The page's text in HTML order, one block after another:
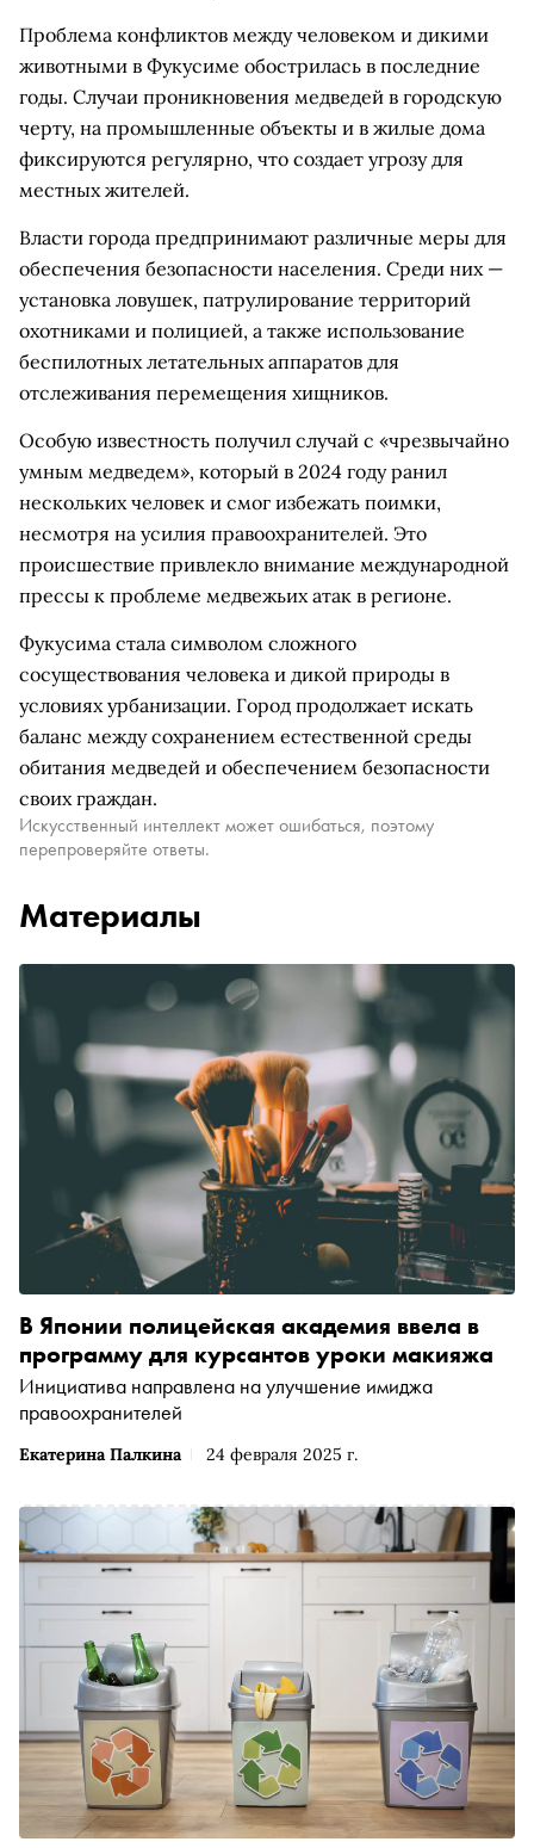
Проблема конфликтов между человеком и дикими
животными в Фукусиме обострилась в последние
годы. Случаи проникновения медведей в городскую
черту, на промышленные объекты и в жилые дома
фиксируются регулярно, что создает угрозу для
местных жителей.
Власти города предпринимают различные меры для
обеспечения безопасности населения. Среди них —
установка ловушек, патрулирование территорий
охотниками и полицией, а также использование
беспилотных летательных аппаратов для
отслеживания перемещения хищников.
Особую известность получил случай с «чрезвычайно
умным медведем», который в 2024 году ранил
нескольких человек и смог избежать поимки,
несмотря на усилия правоохранителей. Это
происшествие привлекло внимание международной
прессы к проблеме медвежьих атак в регионе.
Фукусима стала символом сложного
сосуществования человека и дикой природы в
условиях урбанизации. Город продолжает искать
баланс между сохранением естественной среды
обитания медведей и обеспечением безопасности
своих граждан.
Искусственный интеллект может ошибаться, поэтому
перепроверяйте ответы.
Материалы
Екатерина Палкина 24 февраля 2025 г.
В Японии полицейская академия ввела в
программу для курсантов уроки макияжа
Инициатива направлена на улучшение имиджа
правоохранителей